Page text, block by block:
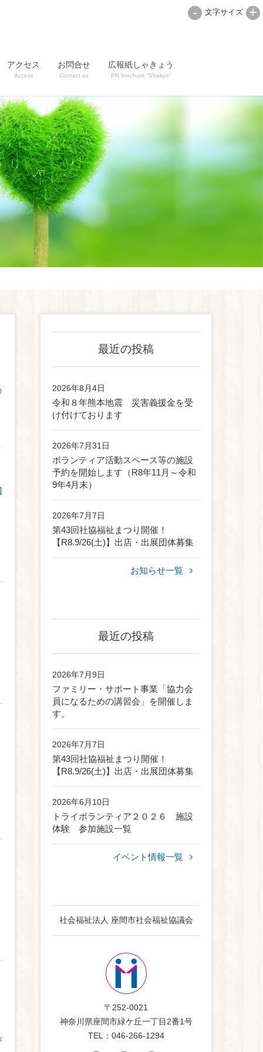
アクセス
Access
お問合せ
Contact us
広報紙しゃきょう
PR brochure “Shakyo”
最近の投稿
2026年8月4日
令和８年熊本地震 災害義援金を受
け付けております
2026年7月31日
ボランティア活動スペース等の施設
予約を開始します（R8年11月～令和
9年4月末）
2026年7月7日
第43回社協福祉まつり開催！
【R8.9/26(土)】出店・出展団体募集
お知らせ一覧
最近の投稿
2026年7月9日
ファミリー・サポート事業「協力会
員になるための講習会」を開催しま
す。
2026年7月7日
第43回社協福祉まつり開催！
【R8.9/26(土)】出店・出展団体募集
2026年6月10日
トライボランティア２０２６ 施設
体験 参加施設一覧
イベント情報一覧
社会福祉法人 座間市社会福祉協議会
〒252-0021
神奈川県座間市緑ケ丘一丁目2番1号
TEL：046-266-1294
- 文字サイズ +